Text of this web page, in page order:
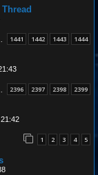
1441 1442 1443 1444
2396 2397 2398 2399
1 2 3 4 5